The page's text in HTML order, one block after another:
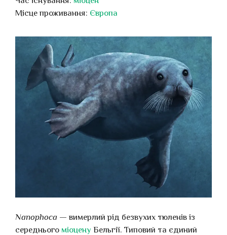
Місце проживання: Європа
Nanophoca — вимерлий рід безвухих тюленів із
середнього міоцену Бельгії. Типовий та єдиний